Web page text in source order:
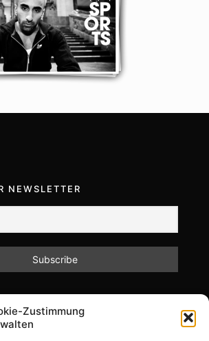
Zustimmung
NEWSLETTER